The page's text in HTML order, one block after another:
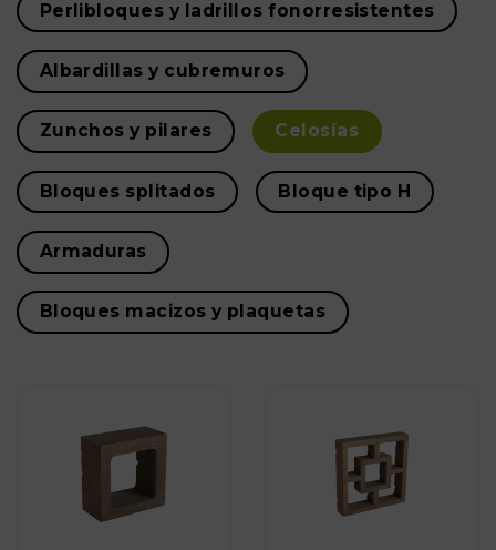
Perlibloques y ladrillos fonorresistentes
Albardillas y cubremuros
Zunchos y pilares Celosías
Bloques splitados Bloque tipo H
Armaduras
Bloques macizos y plaquetas